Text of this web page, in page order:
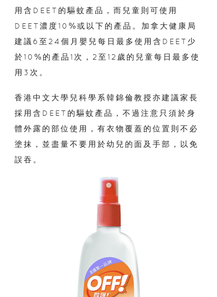
用含DEET的驅蚊產品，而兒童則可使用
DEET濃度10%或以下的產品。加拿大健康局
建議6至24個月嬰兒每日最多使用含DEET少
於10%的產品1次，2至12歲的兒童每日最多使
用3次。
香港中文大學兒科學系韓錦倫教授亦建議家長
採用含DEET的驅蚊產品，不過注意只須於身
體外露的部位使用，有衣物覆蓋的位置則不必
塗抹，並 盡量不要用於幼兒的面及手部，以免
誤吞。